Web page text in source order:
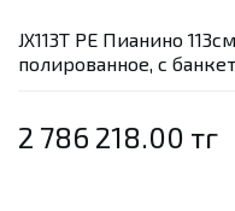
2 786 218.00 тг
JX113T PE Пианино
полированное, с